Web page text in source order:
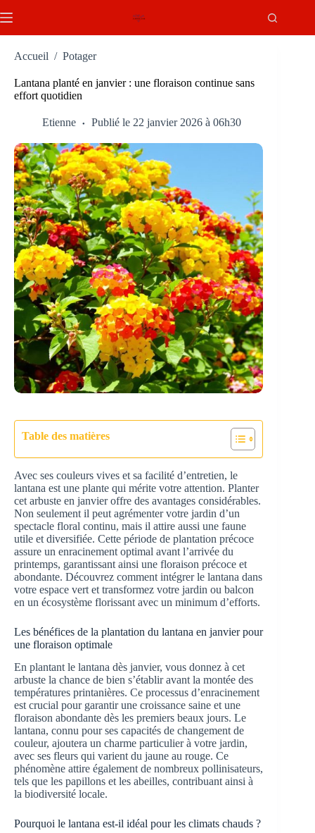
au
Accueil / Potager
Lantana planté en janvier : une floraison continue sans
effort quotidien
Etienne Publié le 22 janvier 2026 à 06h30
Table des matières
Avec ses couleurs vives et sa facilité d’entretien, le
lantana est une plante qui mérite votre attention. Planter
cet arbuste en janvier offre des avantages considérables.
Non seulement il peut agrémenter votre jardin d’un
spectacle floral continu, mais il attire aussi une faune
utile et diversifiée. Cette période de plantation précoce
assure un enracinement optimal avant l’arrivée du
printemps, garantissant ainsi une floraison précoce et
abondante. Découvrez comment intégrer le lantana dans
votre espace vert et transformez votre jardin ou balcon
en un écosystème florissant avec un minimum d’efforts.
Les bénéfices de la plantation du lantana en janvier pour
une floraison optimale
En plantant le lantana dès janvier, vous donnez à cet
arbuste la chance de bien s’établir avant la montée des
températures printanières. Ce processus d’enracinement
est crucial pour garantir une croissance saine et une
floraison abondante dès les premiers beaux jours. Le
lantana, connu pour ses capacités de changement de
couleur, ajoutera un charme particulier à votre jardin,
avec ses fleurs qui varient du jaune au rouge. Ce
phénomène attire également de nombreux pollinisateurs,
tels que les papillons et les abeilles, contribuant ainsi à
la biodiversité locale.
Pourquoi le lantana est-il idéal pour les climats chauds ?